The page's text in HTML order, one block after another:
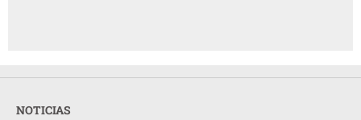
NOTICIAS